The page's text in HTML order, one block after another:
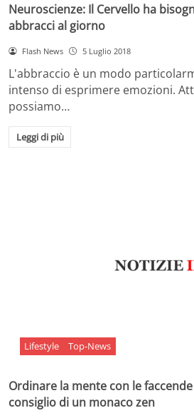
Neuroscienze: Il Cervello ha
abbracci al giorno
Flash News 5 Luglio 2018
L'abbraccio è un modo
intenso di esprimere emozioni.
possiamo…
Leggi di più
Lifestyle Top-News
Ordinare la mente con le
consiglio di un monaco zen